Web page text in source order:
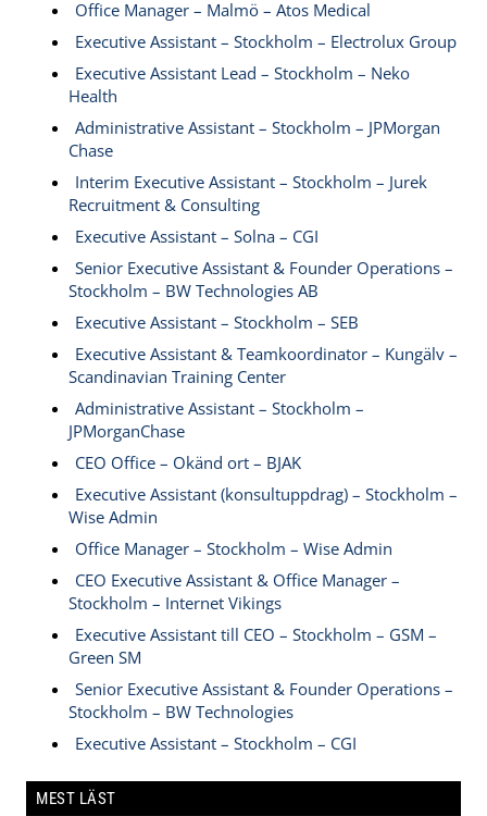
Office Manager – Malmö – Atos Medical
Executive Assistant – Stockholm – Electrolux Group
Executive Assistant Lead – Stockholm – Neko
Health
Administrative Assistant – Stockholm – JPMorgan
Chase
Interim Executive Assistant – Stockholm – Jurek
Recruitment & Consulting
Executive Assistant – Solna – CGI
Senior Executive Assistant & Founder Operations –
Stockholm – BW Technologies AB
Executive Assistant – Stockholm – SEB
Executive Assistant & Teamkoordinator – Kungälv –
Scandinavian Training Center
Administrative Assistant – Stockholm –
JPMorganChase
CEO Office – Okänd ort – BJAK
Executive Assistant (konsultuppdrag) – Stockholm –
Wise Admin
Office Manager – Stockholm – Wise Admin
CEO Executive Assistant & Office Manager –
Stockholm – Internet Vikings
Executive Assistant till CEO – Stockholm – GSM –
Green SM
Senior Executive Assistant & Founder Operations –
Stockholm – BW Technologies
Executive Assistant – Stockholm – CGI
MEST LÄST